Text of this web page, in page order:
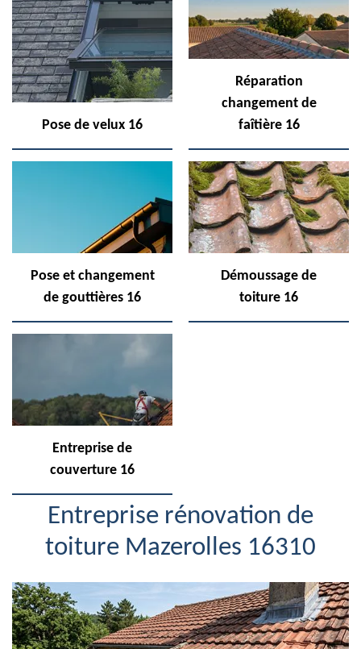
Pose de velux 16
Réparation
changement de
faîtière 16
Pose et changement
de gouttières 16
Démoussage de
toiture 16
Entreprise de
couverture 16
Entreprise rénovation de
toiture Mazerolles 16310